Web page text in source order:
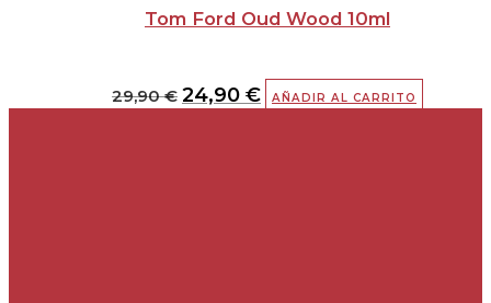
Tom Ford Oud Wood 10ml
29,90€ 24,90 € AÑADIR AL CARRITO